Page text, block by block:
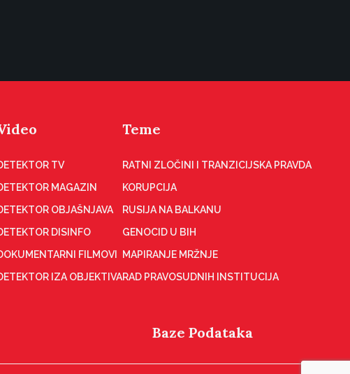
TV
MAGAZIN
OBJAŠNJAVA
DISINFO
FILMOVI
IZA OBJEKTIVA
Teme
RATNI ZLOČINI I TRANZICIJSKA PRAVDA
KORUPCIJA
RUSIJA NA BALKANU
GENOCID U BIH
MAPIRANJE MRŽNJE
RAD PRAVOSUDNIH INSTITUCIJA
Baze Podataka